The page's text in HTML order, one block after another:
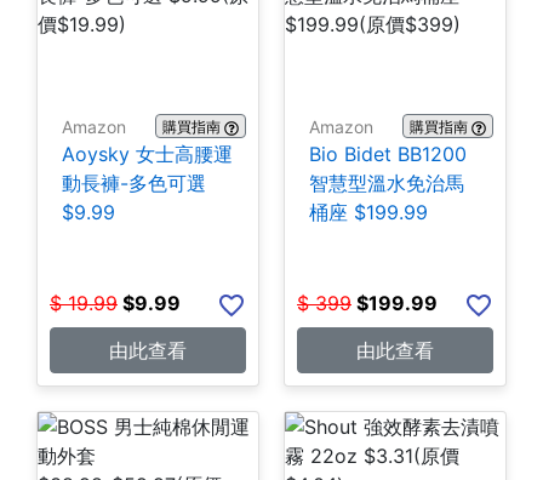
Amazon 購買指南
Aoysky 女士高腰運
動長褲-多色可選
$9.99
$ 19.99 $9.99
由此查看
Amazon 購買指南
Bio Bidet BB1200
智慧型溫水免治馬
桶座 $199.99
$ 399 $199.99
由此查看